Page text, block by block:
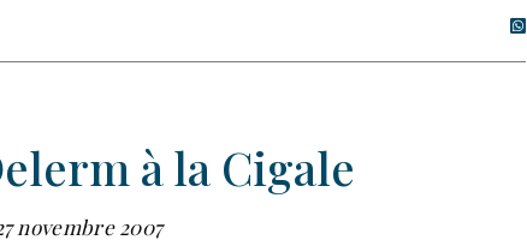
à la Cigale
novembre 2007